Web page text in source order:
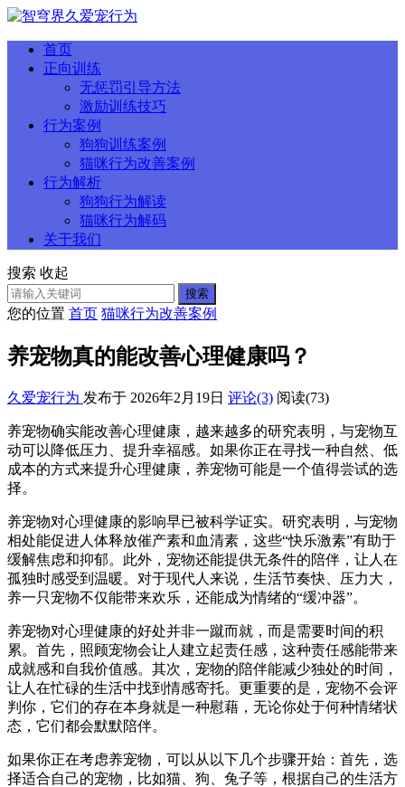
首页
正向训练
无惩罚引导方法
激励训练技巧
行为案例
狗狗训练案例
猫咪行为改善案例
行为解析
狗狗行为解读
猫咪行为解码
关于我们
搜索 收起
搜索
您的位置 首页 猫咪行为改善案例
养宠物真的能改善心理健康吗？
久爱宠行为 发布于 2026年2月19日 评论(3) 阅读(73)
养宠物确实能改善心理健康，越来越多的研究表明，与宠物互
动可以降低压力、提升幸福感。如果你正在寻找一种自然、低
成本的方式来提升心理健康，养宠物可能是一个值得尝试的选
择。
养宠物对心理健康的影响早已被科学证实。研究表明，与宠物
相处能促进人体释放催产素和血清素，这些“快乐激素”有助于
缓解焦虑和抑郁。此外，宠物还能提供无条件的陪伴，让人在
孤独时感受到温暖。对于现代人来说，生活节奏快、压力大，
养一只宠物不仅能带来欢乐，还能成为情绪的“缓冲器”。
养宠物对心理健康的好处并非一蹴而就，而是需要时间的积
累。首先，照顾宠物会让人建立起责任感，这种责任感能带来
成就感和自我价值感。其次，宠物的陪伴能减少独处的时间，
让人在忙碌的生活中找到情感寄托。更重要的是，宠物不会评
判你，它们的存在本身就是一种慰藉，无论你处于何种情绪状
态，它们都会默默陪伴。
如果你正在考虑养宠物，可以从以下几个步骤开始：首先，选
择适合自己的宠物，比如猫、狗、兔子等，根据自己的生活方